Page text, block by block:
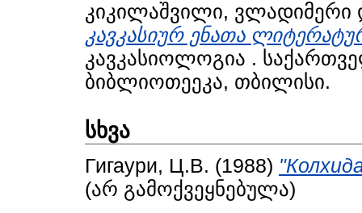
კიკილაშვილი, ვლადიმერი
კავკასიურ ენათა
კავკასიოლოგია .
ბიბლიოთეეკა, თბილისი.
სხვა
Гигаури, Ц.В. (1988)
(არ გამოქვეყნებულა)